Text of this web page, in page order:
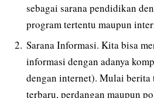
sebagai sarana pendidikan
program tertentu maupun
Sarana Informasi. Kita bisa
informasi dengan adanya
dengan internet). Mulai berita
terbaru, perdangan maupun